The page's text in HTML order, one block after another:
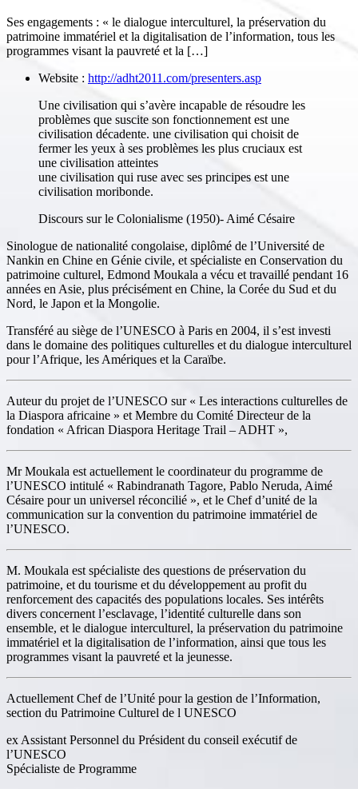
Ses engagements : « le dialogue interculturel, la préservation du
patrimoine immatériel et la digitalisation de l’information, tous les
programmes visant la pauvreté et la […]
Website : http://adht2011.com/presenters.asp
Une civilisation qui s’avère incapable de résoudre les
problèmes que suscite son fonctionnement est une
civilisation décadente. une civilisation qui choisit de
fermer les yeux à ses problèmes les plus cruciaux est
une civilisation atteintes
une civilisation qui ruse avec ses principes est une
civilisation moribonde.
Discours sur le Colonialisme (1950)- Aimé Césaire
Sinologue de nationalité congolaise, diplômé de l’Université de
Nankin en Chine en Génie civile, et spécialiste en Conservation du
patrimoine culturel, Edmond Moukala a vécu et travaillé pendant 16
années en Asie, plus précisément en Chine, la Corée du Sud et du
Nord, le Japon et la Mongolie.
Transféré au siège de l’UNESCO à Paris en 2004, il s’est investi
dans le domaine des politiques culturelles et du dialogue interculturel
pour l’Afrique, les Amériques et la Caraïbe.
Auteur du projet de l’UNESCO sur « Les interactions culturelles de
la Diaspora africaine » et Membre du Comité Directeur de la
fondation « African Diaspora Heritage Trail – ADHT »,
Mr Moukala est actuellement le coordinateur du programme de
l’UNESCO intitulé « Rabindranath Tagore, Pablo Neruda, Aimé
Césaire pour un universel réconcilié », et le Chef d’unité de la
communication sur la convention du patrimoine immatériel de
l’UNESCO.
M. Moukala est spécialiste des questions de préservation du
patrimoine, et du tourisme et du développement au profit du
renforcement des capacités des populations locales. Ses intérêts
divers concernent l’esclavage, l’identité culturelle dans son
ensemble, et le dialogue interculturel, la préservation du patrimoine
immatériel et la digitalisation de l’information, ainsi que tous les
programmes visant la pauvreté et la jeunesse.
Actuellement Chef de l’Unité pour la gestion de l’Information,
section du Patrimoine Culturel de l UNESCO
ex Assistant Personnel du Président du conseil exécutif de
l’UNESCO
Spécialiste de Programme